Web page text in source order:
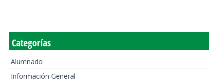
Categorías
Alumnado
Información General